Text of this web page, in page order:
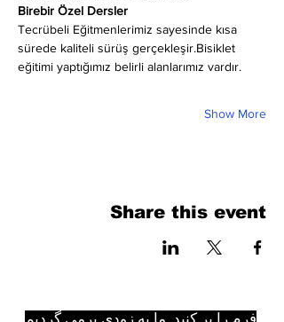
Birebir Özel Dersler
Tecrübeli Eğitmenlerimiz sayesinde kısa
sürede kaliteli sürüş gerçekleşir.Bisiklet
eğitimi yaptığımız belirli alanlarımız vardır.
Show More
Share this event